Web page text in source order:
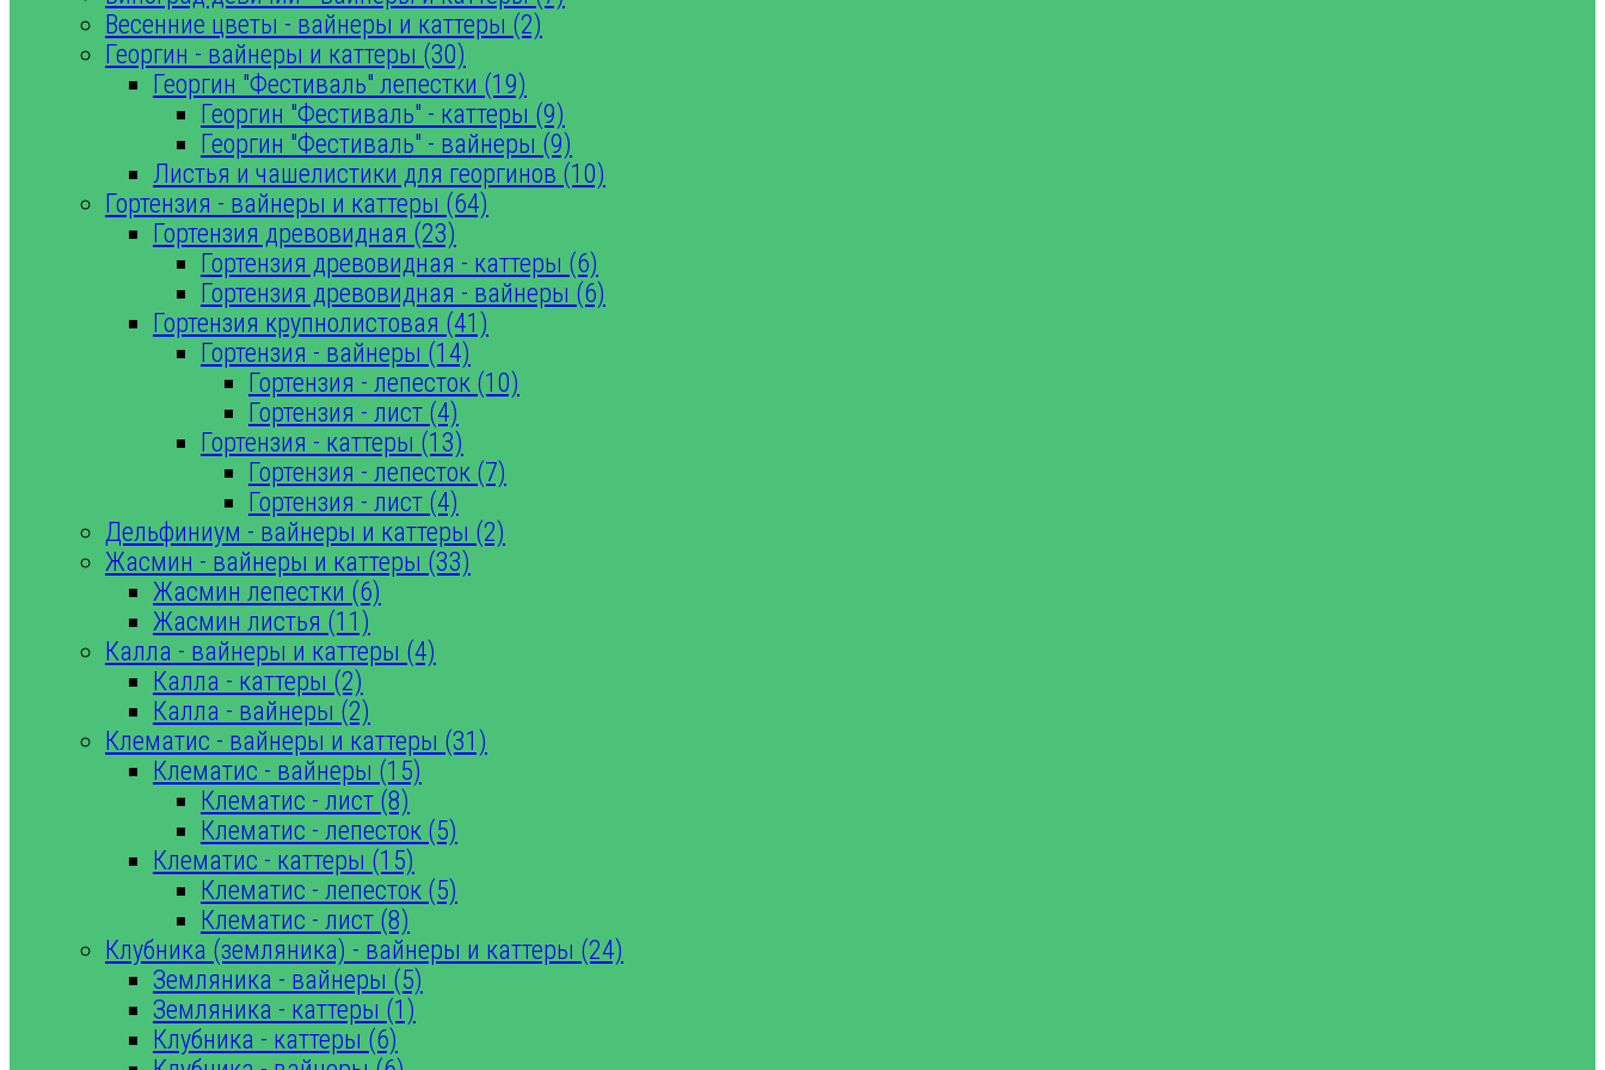
Весенние цветы - вайнеры и каттеры (2)
Георгин - вайнеры и каттеры (30)
Георгин "Фестиваль" лепестки (19)
Георгин "Фестиваль" - каттеры (9)
Георгин "Фестиваль" - вайнеры (9)
Листья и чашелистики для георгинов (10)
Гортензия - вайнеры и каттеры (64)
Гортензия древовидная (23)
Гортензия древовидная - каттеры (6)
Гортензия древовидная - вайнеры (6)
Гортензия крупнолистовая (41)
Гортензия - вайнеры (14)
Гортензия - лепесток (10)
Гортензия - лист (4)
Гортензия - каттеры (13)
Гортензия - лепесток (7)
Гортензия - лист (4)
Дельфиниум - вайнеры и каттеры (2)
Жасмин - вайнеры и каттеры (33)
Жасмин лепестки (6)
Жасмин листья (11)
Калла - вайнеры и каттеры (4)
Калла - каттеры (2)
Калла - вайнеры (2)
Клематис - вайнеры и каттеры (31)
Клематис - вайнеры (15)
Клематис - лист (8)
Клематис - лепесток (5)
Клематис - каттеры (15)
Клематис - лепесток (5)
Клематис - лист (8)
Клубника (земляника) - вайнеры и каттеры (24)
Земляника - вайнеры (5)
Земляника - каттеры (1)
Клубника - каттеры (6)